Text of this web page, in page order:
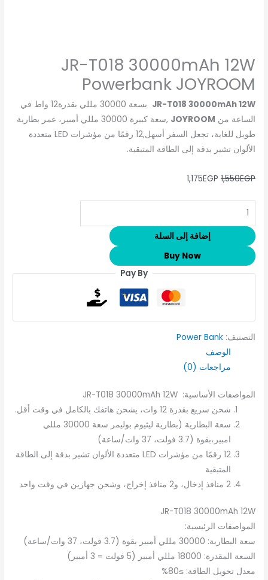
JR-T018 30000mAh 12W
Powerbank JOYROOM
JR-T018 30000mAh 12W
بسعة 30000 مللي بقدرة12 واط في
الساعة من JOYROOM
,سعة كبيرة 30000 مللي أمبير، عمر بطارية
طويل للغاية، تجعل السفر أسهل,12 رقمًا من مؤشرات LED متعددة
الألوان تشير بدقة إلى الطاقة المتبقية.
1,550EGP
1,175EGP
إضافة إلى السلة
Buy Now
Pay By
التصنيف:Power Bank
الوصف
مراجعات (0)
المواصفات الأساسية: JR-T018 30000mAh 12W
شحن سريع بقدرة 12 وات، يشحن هاتفك بالكامل في وقت أقل.
سعة البطارية (بطارية ليثيوم بوليمر سعة 30000 مللي
امبير،بقوة (3.7 فولت، 37 وات/ساعة)
12 رقمًا من مؤشرات LED متعددة الألوان تشير بدقة إلى الطاقة
المتبقية
2 منافذ إدخال، و2 منافذ إخراج، وشحن جهازين في وقت واحد
JR-T018 30000mAh 12W
المواصفات الرئيسية:
سعة البطارية: 30000 مللي أمبير بقوة (3.7 فولت، 37 وات/ساعة)
السعة المقدرة: 18000 مللي أمبير (5 فولت = 3 أمبير)
معدل تحويل الطاقة: ≥80%